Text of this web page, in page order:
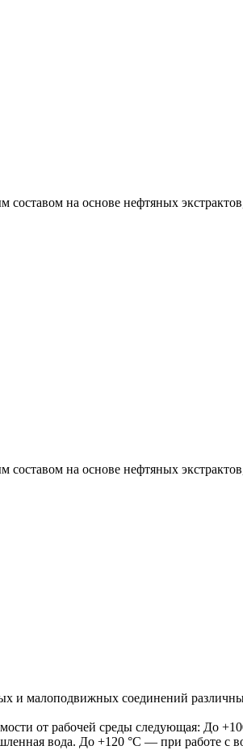
на основе нефтяных
на основе нефтяных
и малоподвижных соединений
от рабочей среды следующая: До
вода. До +120 °С — при работе